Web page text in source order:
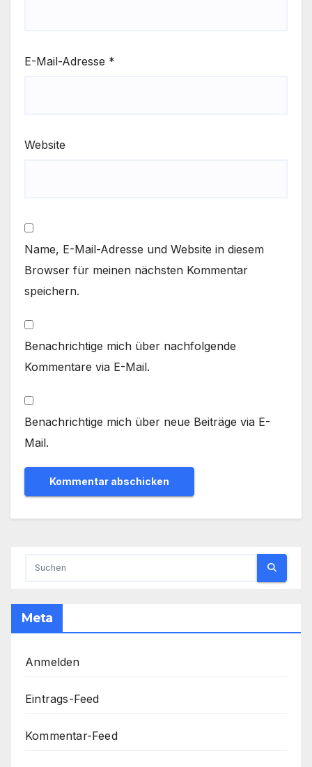
E-Mail-Adresse *
Website
Name, E-Mail-Adresse und Website in diesem
Browser für meinen nächsten Kommentar
speichern.
Benachrichtige mich über nachfolgende
Kommentare via E-Mail.
Benachrichtige mich über neue Beiträge via E-
Mail.
Meta
Anmelden
Eintrags-Feed
Kommentar-Feed